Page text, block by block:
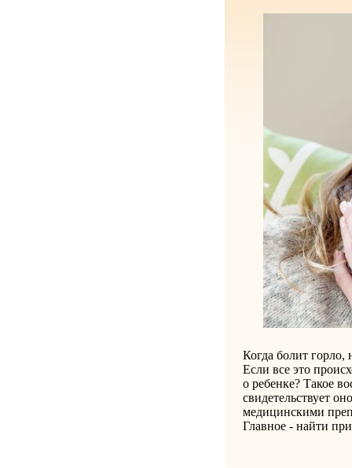
Когда болит горло,
Если все это
о ребенке? Такое
свидетельствует
медицинскими
Главное - найти